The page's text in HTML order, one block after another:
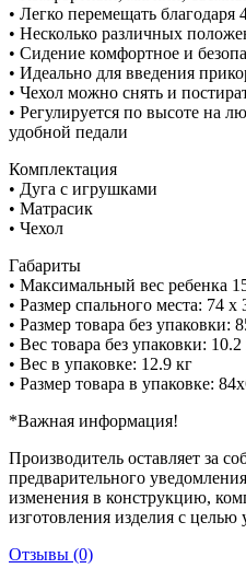
• Легко перемещать благодаря
• Несколько различных
• Сидение комфортное и
• Идеально для введения
• Чехол можно снять и
• Регулируется по высоте на
удобной педали
Комплектация
• Дуга с игрушками
• Матрасик
• Чехол
Габариты
• Максимальный вес ребенка
• Размер спального места: 74 х
• Размер товара без упаковки:
• Вес товара без упаковки: 10.2
• Вес в упаковке: 12.9 кг
• Размер товара в упаковке:
*Важная информация!
Производитель оставляет за
предварительного
изменения в конструкцию,
изготовления изделия с целью
Отзывы (0)